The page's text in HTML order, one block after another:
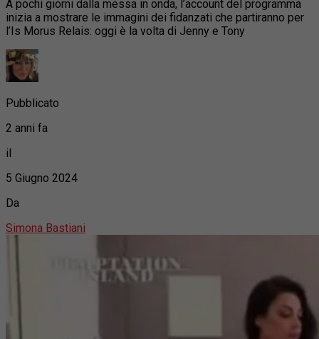
A pochi giorni dalla messa in onda, l’account del programma
inizia a mostrare le immagini dei fidanzati che partiranno per
l’Is Morus Relais: oggi è la volta di Jenny e Tony
Pubblicato
2 anni fa
il
5 Giugno 2024
Da
Simona Bastiani